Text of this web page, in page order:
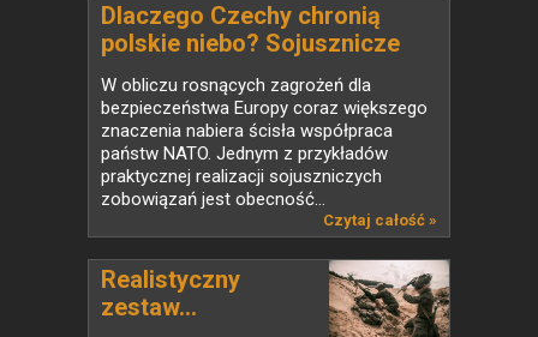
Dlaczego Czechy chronią
polskie niebo? Sojusznicze
śmigłowce wzmacniają
bezpieczeństwo wschodniej
flanki NATO
W obliczu rosnących zagrożeń dla
bezpieczeństwa Europy coraz większego
znaczenia nabiera ścisła współpraca
państw NATO. Jednym z przykładów
praktycznej realizacji sojuszniczych
zobowiązań jest obecność...
Czytaj całość »
Realistyczny
zestaw...